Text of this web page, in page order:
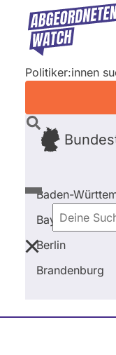
Direkt
Inhalt
Politiker:innen
Baden-
Bayern
Berlin
Brandenburg
Deine
Suche
Startseite